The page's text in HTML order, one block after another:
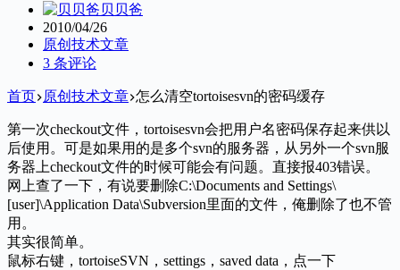
贝贝爸
2010/04/26
原创技术文章
3 条评论
首页 原创技术文章 怎么清空tortoisesvn的密码缓存
第一次checkout文件，tortoisesvn会把用户名密码保存起来供以
后使用。可是如果用的是多个svn的服务器，从另外一个svn服
务器上checkout文件的时候可能会有问题。直接报403错误。
网上查了一下，有说要删除C:\Documents and Settings\
[user]\Application Data\Subversion里面的文件，俺删除了也不管
用。
其实很简单。
鼠标右键，tortoiseSVN，settings，saved data，点一下